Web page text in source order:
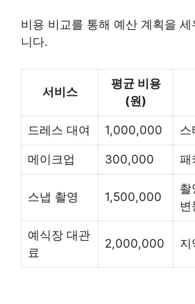
비용 비교를 통해 예산 계획을
니다.
서비스
평균 비용
(원)
드레스 대여 1,000,000 스
메이크업 300,000 패
스냅 촬영 1,500,000
촬
변
예식장 대관
료
2,000,000 지